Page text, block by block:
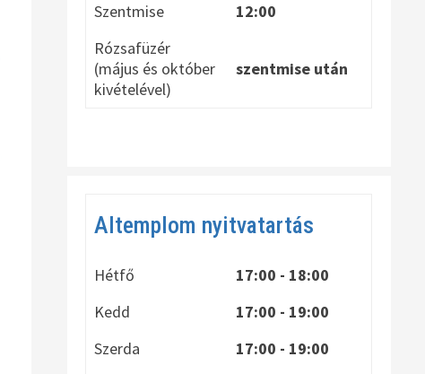
Szentmise
12:00
Rózsafüzér
(május és október
kivételével)
szentmise után
Altemplom nyitvatartás
Hétfő
17:00 - 18:00
Kedd
17:00 - 19:00
Szerda
17:00 - 19:00